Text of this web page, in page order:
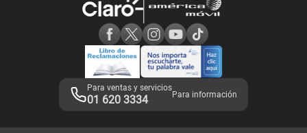
Adquirientes iPhone 6, 6S y SE
Mensaje de Seguridad
Términos y Condiciones de Tienda Claro
Libro de Reclamaciones
Legales de marketplace
Para ventas y servicios
01 620 3334 Para información